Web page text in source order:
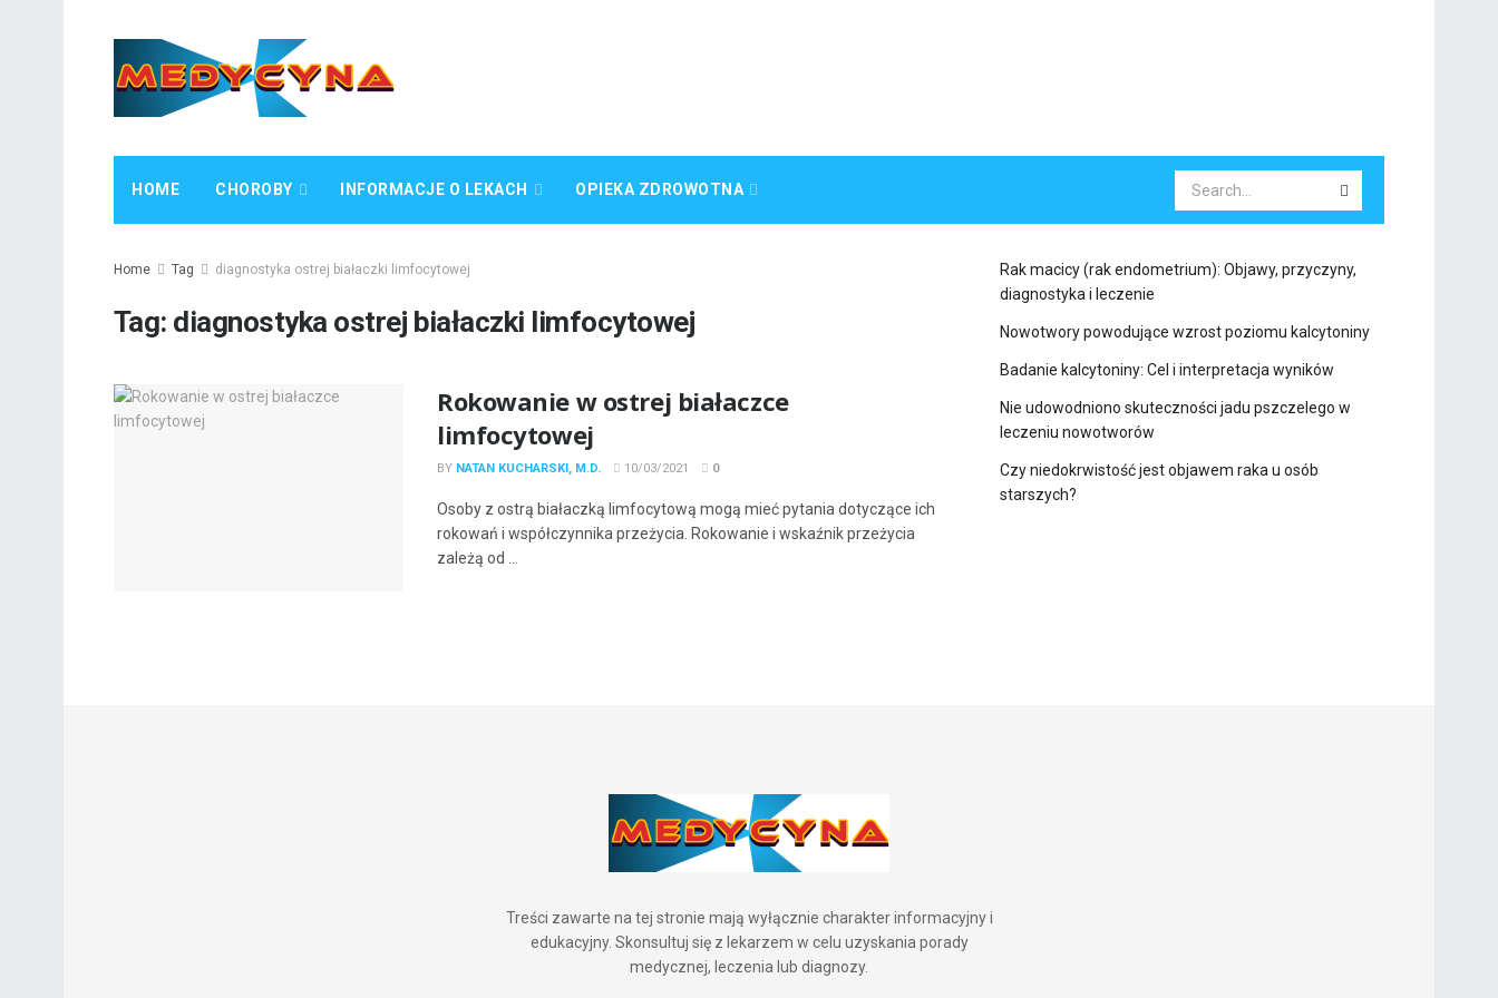
HOME CHOROBY INFORMACJE O LEKACH OPIEKA ZDROWOTNA
Home Tag diagnostyka ostrej białaczki limfocytowej
Tag: diagnostyka ostrej białaczki limfocytowej
Rokowanie w ostrej białaczce
limfocytowej
BY NATAN KUCHARSKI, M.D. 10/03/2021 0
Osoby z ostrą białaczką limfocytową mogą mieć pytania dotyczące ich
rokowań i współczynnika przeżycia. Rokowanie i wskaźnik przeżycia
zależą od ...
Rak macicy (rak endometrium): Objawy, przyczyny,
diagnostyka i leczenie
Nowotwory powodujące wzrost poziomu kalcytoniny
Badanie kalcytoniny: Cel i interpretacja wyników
Nie udowodniono skuteczności jadu pszczelego w
leczeniu nowotworów
Czy niedokrwistość jest objawem raka u osób
starszych?
Treści zawarte na tej stronie mają wyłącznie charakter informacyjny i
edukacyjny. Skonsultuj się z lekarzem w celu uzyskania porady
medycznej, leczenia lub diagnozy.